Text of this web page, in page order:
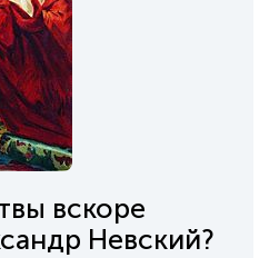
вскоре
Невский?